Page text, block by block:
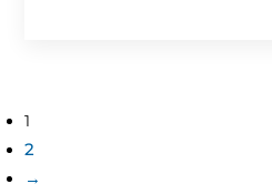
1
2
→